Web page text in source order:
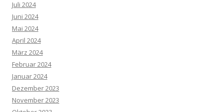
Juli 2024
Juni 2024
Mai 2024
April 2024
März 2024
Februar 2024
Januar 2024
Dezember 2023
November 2023